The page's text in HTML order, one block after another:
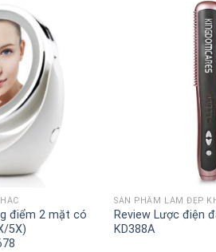
điểm 2 mặt có
5X)
SẢN PHẨM LÀM ĐẸP
Review Lược điện
KD388A